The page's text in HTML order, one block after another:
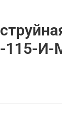
115-И-